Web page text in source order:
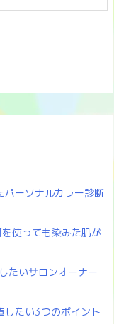
パーソナルカラー診断
使っても染みた肌が
たいサロンオーナー
したい3つのポイント